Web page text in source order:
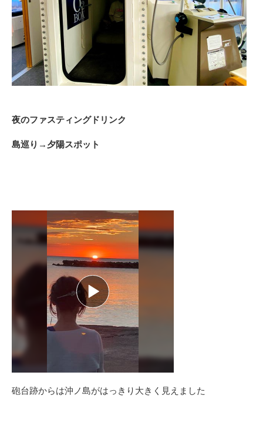
夜のファスティングドリンク
島巡り→夕陽スポット
砲台跡からは沖ノ島がはっきり大きく見えました